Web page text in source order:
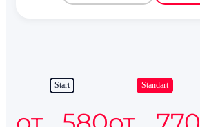
Start Standart